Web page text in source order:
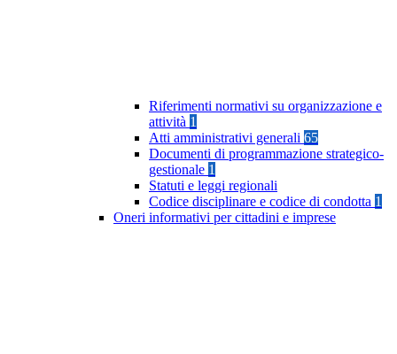
Riferimenti normativi su organizzazione e
attività 1
Atti amministrativi generali 65
Documenti di programmazione strategico-
gestionale 1
Statuti e leggi regionali
Codice disciplinare e codice di condotta 1
Oneri informativi per cittadini e imprese